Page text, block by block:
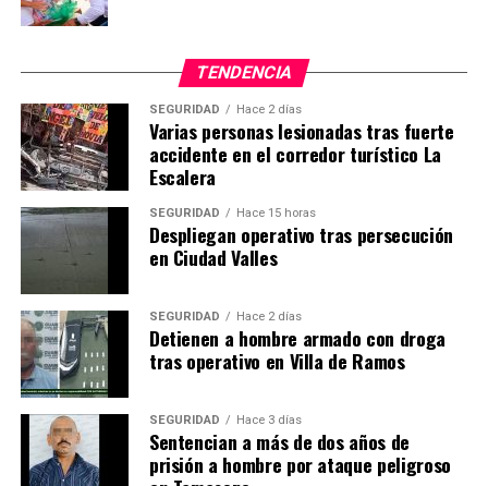
TENDENCIA
SEGURIDAD Hace 2 días
Varias personas lesionadas tras fuerte
accidente en el corredor turístico La
Escalera
SEGURIDAD Hace 15 horas
Despliegan operativo tras persecución
en Ciudad Valles
SEGURIDAD Hace 2 días
Detienen a hombre armado con droga
tras operativo en Villa de Ramos
SEGURIDAD Hace 3 días
Sentencian a más de dos años de
prisión a hombre por ataque peligroso